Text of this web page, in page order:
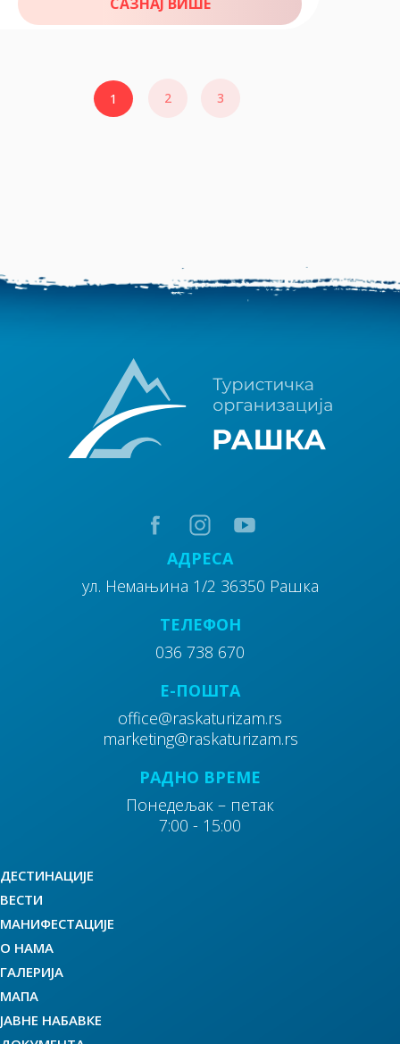
1 2 3
АДРЕСА
ул. Немањина 1/2 36350 Рашка
ТЕЛЕФОН
036 738 670
E-ПОШТА
office@raskaturizam.rs
marketing@raskaturizam.rs
РАДНО ВРЕМЕ
Понедељак – петак
7:00 - 15:00
ДЕСТИНАЦИЈЕ
ВЕСТИ
МАНИФЕСТАЦИЈЕ
О НАМА
ГАЛЕРИЈА
МАПА
ЈАВНЕ НАБАВКЕ